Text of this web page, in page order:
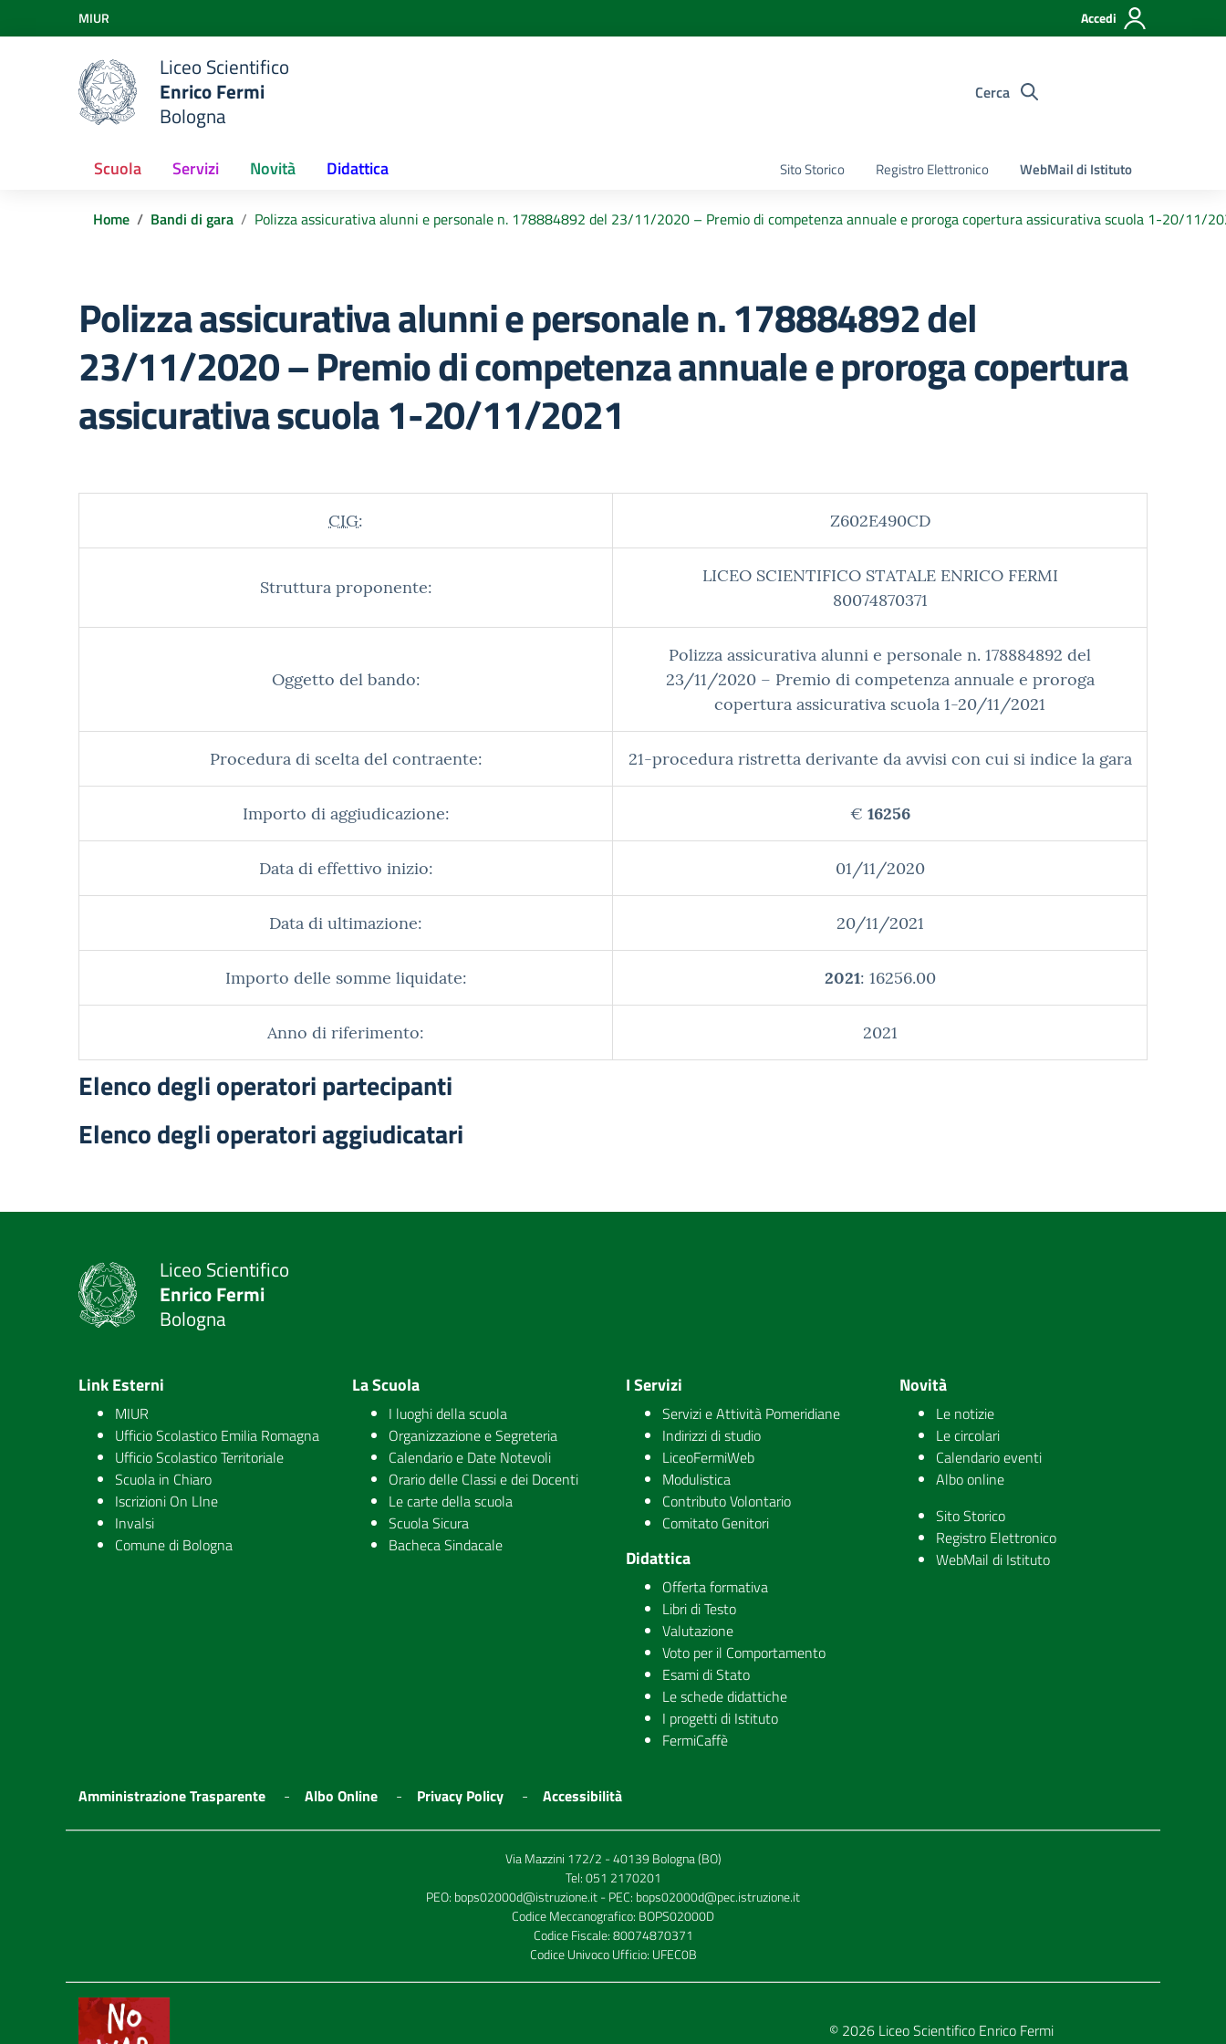
Vai ai contenuti
Vai al menu di navigazione
Vai al footer
MIUR Accedi
Liceo Scientifico
Enrico Fermi
Bologna
Cerca
Sito Storico Registro Elettronico WebMail di Istituto
Scuola Servizi Novità Didattica
Home Bandi di gara Polizza assicurativa alunni e personale n. 178884892 del 23/11/2020 – Premio di competenza annuale e proroga copertura assicurativa scuola 1-20/11/
Polizza assicurativa alunni e personale n. 178884892 del
23/11/2020 – Premio di competenza annuale e proroga copertura
assicurativa scuola 1-20/11/2021
CIG: Z602E490CD
Struttura proponente:
LICEO SCIENTIFICO STATALE ENRICO FERMI
80074870371
Oggetto del bando:
Polizza assicurativa alunni e personale n. 178884892 del
23/11/2020 – Premio di competenza annuale e proroga
copertura assicurativa scuola 1-20/11/2021
Procedura di scelta del contraente: 21-procedura ristretta derivante da avvisi con cui si indice la gara
Importo di aggiudicazione: € 16256
Data di effettivo inizio: 01/11/2020
Data di ultimazione: 20/11/2021
Importo delle somme liquidate: 2021: 16256.00
Anno di riferimento: 2021
Elenco degli operatori partecipanti
Elenco degli operatori aggiudicatari
Liceo Scientifico
Enrico Fermi
Bologna
Link Esterni
MIUR
Ufficio Scolastico Emilia Romagna
Ufficio Scolastico Territoriale
Scuola in Chiaro
Iscrizioni On LIne
Invalsi
Comune di Bologna
La Scuola
I luoghi della scuola
Organizzazione e Segreteria
Calendario e Date Notevoli
Orario delle Classi e dei Docenti
Le carte della scuola
Scuola Sicura
Bacheca Sindacale
I Servizi
Servizi e Attività Pomeridiane
Indirizzi di studio
LiceoFermiWeb
Modulistica
Contributo Volontario
Comitato Genitori
Didattica
Offerta formativa
Libri di Testo
Valutazione
Voto per il Comportamento
Esami di Stato
Le schede didattiche
I progetti di Istituto
FermiCaffè
Novità
Le notizie
Le circolari
Calendario eventi
Albo online
Sito Storico
Registro Elettronico
WebMail di Istituto
Amministrazione Trasparente Albo Online Privacy Policy Accessibilità
Via Mazzini 172/2 - 40139 Bologna (BO)
Tel:051 2170201
PEO: bops02000d@istruzione.it- PEC: bops02000d@pec.istruzione.it
Codice Meccanografico: BOPS02000D
Codice Fiscale: 80074870371
Codice Univoco Ufficio: UFEC0B
© 2026 Liceo Scientifico Enrico Fermi